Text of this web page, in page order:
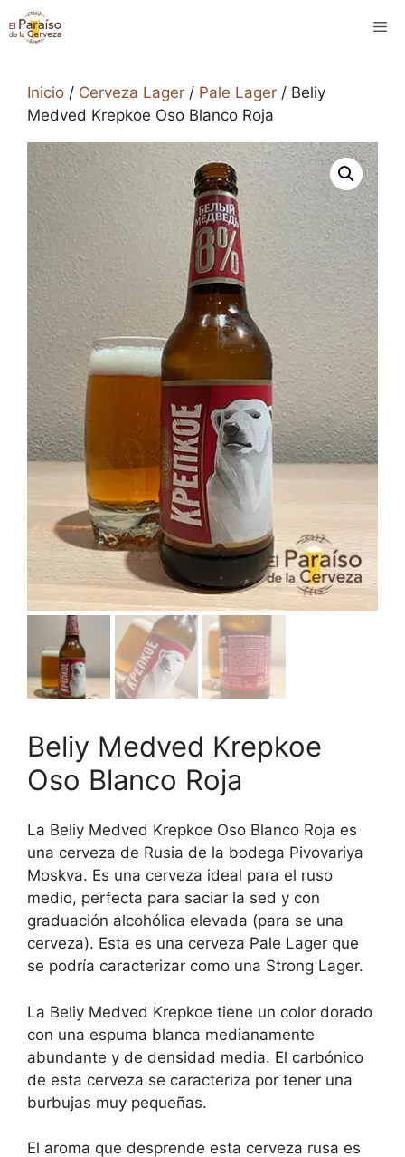
Saltar
al
Inicio / Cerveza Lager / Pale Lager / Beliy
Medved Krepkoe Oso Blanco Roja
Beliy Medved Krepkoe
Oso Blanco Roja
La Beliy Medved Krepkoe Oso Blanco Roja es
una cerveza de Rusia de la bodega Pivovariya
Moskva. Es una cerveza ideal para el ruso
medio, perfecta para saciar la sed y con
graduación alcohólica elevada (para se una
cerveza). Esta es una cerveza Pale Lager que
se podría caracterizar como una Strong Lager.
La Beliy Medved Krepkoe tiene un color dorado
con una espuma blanca medianamente
abundante y de densidad media. El carbónico
de esta cerveza se caracteriza por tener una
burbujas muy pequeñas.
El aroma que desprende esta cerveza rusa es